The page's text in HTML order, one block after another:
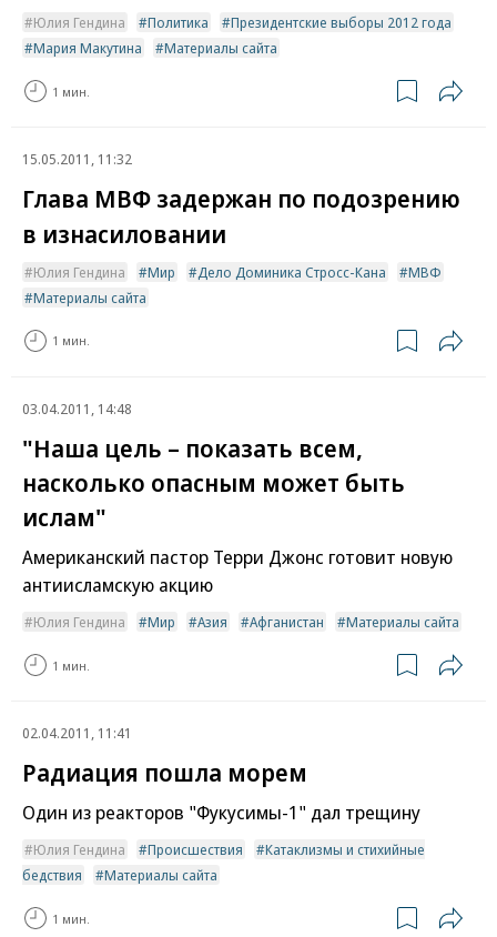
Юлия Гендина Политика
Президентские выборы 2012 года
Мария Макутина
Материалы сайта
1 мин.
15.05.2011, 11:32
Глава МВФ задержан по подозрению
в изнасиловании
Юлия Гендина Мир Дело Доминика Стросс-Кана
МВФ
Материалы сайта
1 мин.
03.04.2011, 14:48
"Наша цель – показать всем,
насколько опасным может быть
ислам"
Американский пастор Терри Джонс готовит новую
антиисламскую акцию
Юлия Гендина Мир Азия Афганистан Материалы сайта
1 мин.
02.04.2011, 11:41
Радиация пошла морем
Один из реакторов "Фукусимы-1" дал трещину
Юлия Гендина Происшествия
Катаклизмы и стихийные
бедствия
Материалы сайта
1 мин.